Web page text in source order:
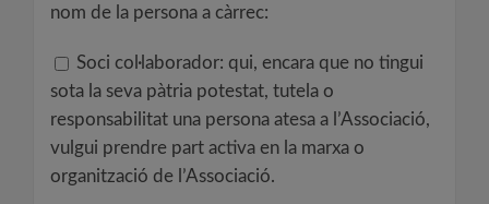
nom de la persona a càrrec:
Soci col·laborador: qui, encara que no tingui
sota la seva pàtria potestat, tutela o
responsabilitat una persona atesa a l’Associació,
vulgui prendre part activa en la marxa o
organització de l’Associació.